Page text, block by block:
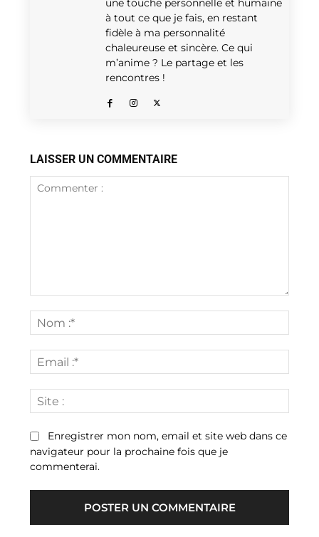
une touche personnelle et humaine
à tout ce que je fais, en restant
fidèle à ma personnalité
chaleureuse et sincère. Ce qui
m’anime ? Le partage et les
rencontres !
LAISSER UN COMMENTAIRE
:*
:*
:
Enregistrer mon nom, email et site web dans ce
navigateur pour la prochaine fois que je
commenterai.